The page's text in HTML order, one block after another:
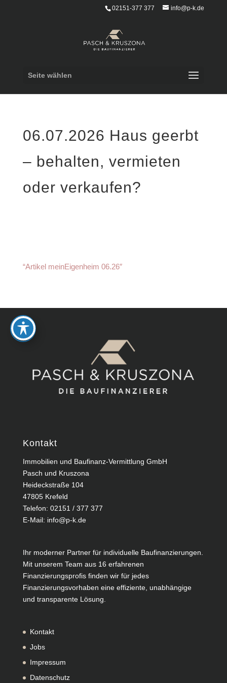
02151-377 377 info@p-k.de
Seite wählen
06.07.2026 Haus geerbt
– behalten, vermieten
oder verkaufen?
“Artikel meinEigenheim 06.26″
Kontakt
Immobilien und Baufinanz-Vermittlung GmbH
Pasch und Kruszona
Heideckstraße 104
47805 Krefeld
Telefon: 02151 / 377 377
E-Mail: info@p-k.de
Ihr moderner Partner für individuelle Baufinanzierungen.
Mit unserem Team aus 16 erfahrenen
Finanzierungsprofis finden wir für jedes
Finanzierungsvorhaben eine effiziente, unabhängige
und transparente Lösung.
Kontakt
Jobs
Impressum
Datenschutz